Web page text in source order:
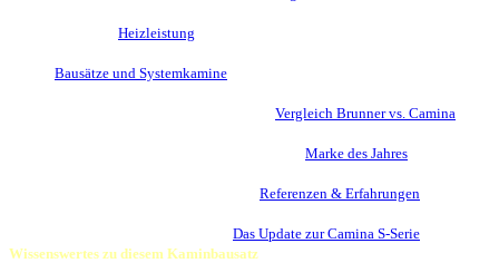
Heizleistung
Bausätze und Systemkamine
Vergleich Brunner vs. Camina
Marke des Jahres
Referenzen & Erfahrungen
Das Update zur Camina S-Serie
Wissenswertes zu diesem Kaminbausatz